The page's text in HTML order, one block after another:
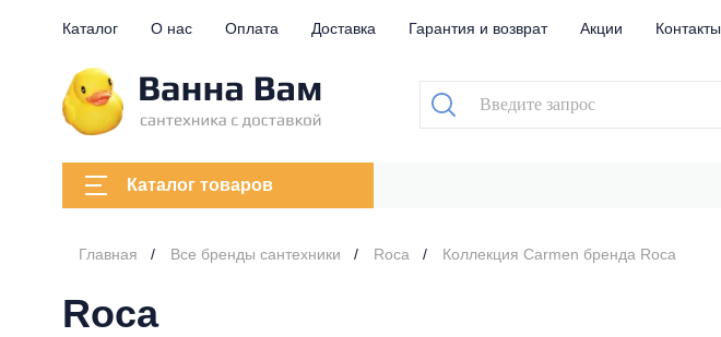
Каталог О нас Оплата Доставка Гарантия и возврат Акции Контакты
Каталог товаров
Главная Все бренды сантехники Roca Коллекция Carmen бренда Roca
Roca